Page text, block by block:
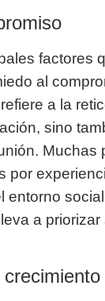
factores
al
a la
sino
Muchas
por
entorno
a priorizar